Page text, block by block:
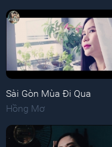
Sài Gòn Mùa Đi Qua
Hồng Mơ